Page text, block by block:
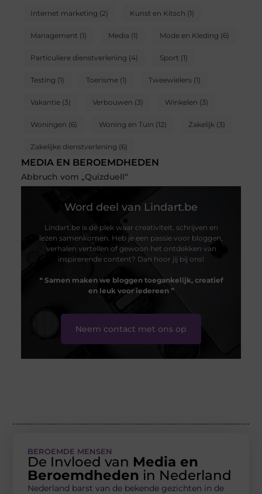
Internet marketing (2) Kunst en Kitsch (1)
Management (1) Media (1) Mode en Kleding (6)
Particuliere dienstverlening (4) Sport (1)
Testing (1) Toerisme(1) Tweewielers(1)
Vakantie(3) Verbouwen (3) Winkelen (3)
Woningen (6) Woning en Tuin (12) Zakelijk(3)
Zakelijke dienstverlening (6)
MEDIA EN BEROEMDHEDEN
Abbruch vom „Quizduell“
Word deel van Lindart.be
Lindart.be is dé plek waar creativiteit, schrijven en
lezen samenkomen. Heb je een passie voor bloggen,
verhalen vertellen of gewoon het ontdekken van
inspirerende content? Dan hoor jij bij ons!
❝ Samen maken we bloggen toegankelijk, creatief
en leuk voor iedereen❞
Neem contact met ons op
BEROEMDE MENSEN
De Invloed van Media en
Beroemdheden in Nederland
Nederland barst van de bekende gezichten in de